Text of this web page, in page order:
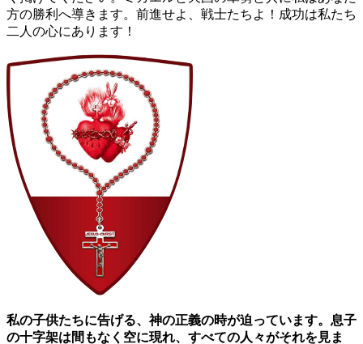
方の勝利へ導きます。前進せよ、戦士たちよ！成功は私たち
二人の心にあります！
私の子供たちに告げる、神の正義の時が迫っています。息子
の十字架は間もなく空に現れ、すべての人々がそれを見ま